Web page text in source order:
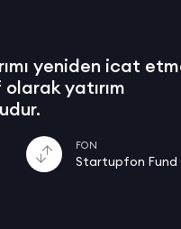
yeniden icat
yatırım
FON
Startupfon Fund